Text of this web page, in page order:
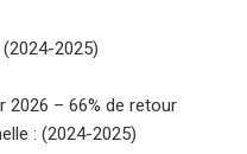
2025)
2026 – 66% de retour
: (2024-2025)